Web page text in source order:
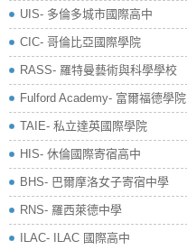
UIS- 多倫多城市國際高中
CIC- 哥倫比亞國際學院
RASS- 羅特曼藝術與科學學校
​Fulford Academy- 富爾福德學院
TAIE- 私立達英國際學院
HIS- 休倫國際寄宿高中
BHS- 巴爾摩洛女子寄宿中學
RNS- 羅西萊德中學
ILAC- ILAC 國際高中